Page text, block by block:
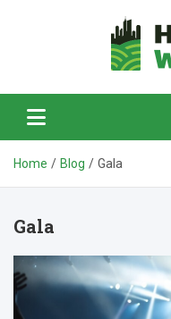
Home Blog Gala
Gala